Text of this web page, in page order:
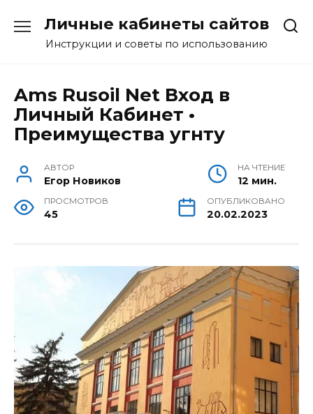
содержанию
Личные кабинеты сайтов
Инструкции и советы по использованию
Ams Rusoil Net Вход в
Личный Кабинет •
Преимущества угнту
АВТОР
Егор Новиков
НА ЧТЕНИЕ
12 мин.
ПРОСМОТРОВ
45
ОПУБЛИКОВАНО
20.02.2023